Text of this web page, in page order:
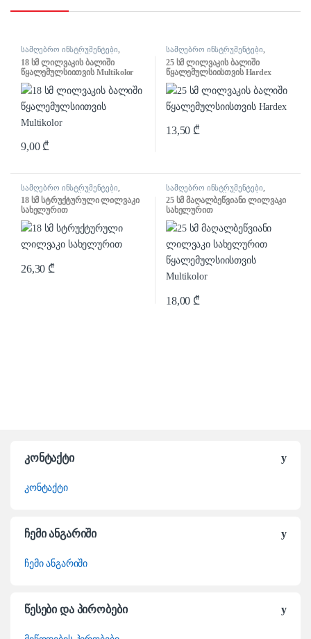
სამღებრო ინსტრუმენტები
ლილვაკი და აქსესუარები
18 სმ ლილვაკის ბალიში
წყალემულსიითვის Multikolor
9,00 ₾
სამღებრო ინსტრუმენტები
ლილვაკი და აქსესუარები
25 სმ ლილვაკის ბალიში
წყალემულსიისთვის Hardex
13,50 ₾
სამღებრო ინსტრუმენტები
ლილვაკი და აქსესუარები
18 სმ სტრუქტურული ლილვაკი
სახელურით
26,30 ₾
სამღებრო ინსტრუმენტები
ლილვაკი და აქსესუარები
25 სმ მაღალბეწვიანი ლილვაკი
სახელურით
წყალემულსიისთვის Multikolor
18,00 ₾
კონტაქტი
კონტაქტი
ჩემი ანგარიში
ჩემი ანგარიში
წესები და პირობები